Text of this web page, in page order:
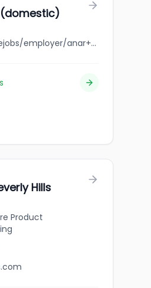
jobbank.gc.ca/browsejobs/employer/anar+alidina+%28domestic%29/ca
Hills
Product